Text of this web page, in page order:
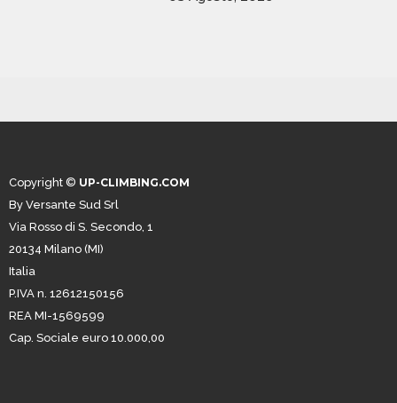
Copyright © UP-CLIMBING.COM
By Versante Sud Srl
Via Rosso di S. Secondo, 1
20134 Milano (MI)
Italia
P.IVA n. 12612150156
REA MI-1569599
Cap. Sociale euro 10.000,00